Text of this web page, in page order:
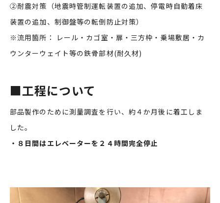
②耐震対策（地震時管制運転装置の追加、停電時自動着床
装置の追加、制御盤等の転倒防止対策）
※流用箇所： レール・カゴ室・扉・三方枠・乗場敷居・カ
ウンターウェイト等の鉄骨部材(耐久材)
■工程について
部品製作のために測量調査を行い、約４か月後に着工しま
した。
・８日間はエレベーターを２４時間完全停止